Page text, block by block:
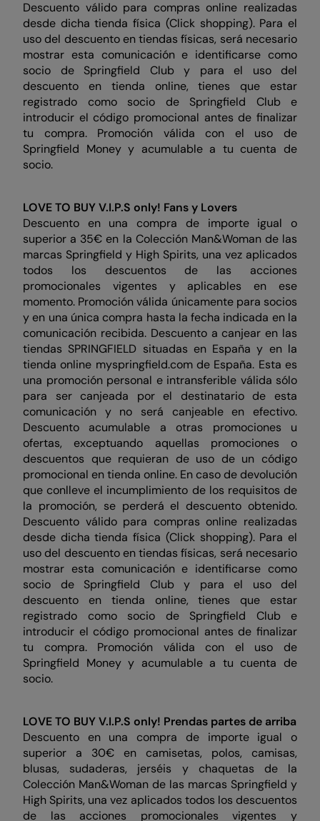
Descuento válido para compras online realizadas
desde dicha tienda física (Click shopping). Para el
uso del descuento en tiendas físicas, será necesario
mostrar esta comunicación e identificarse como
socio de Springfield Club y para el uso del
descuento en tienda online, tienes que estar
registrado como socio de Springfield Club e
introducir el código promocional antes de finalizar
tu compra. Promoción válida con el uso de
Springfield Money y acumulable a tu cuenta de
socio.
LOVE TO BUY V.I.P.S only! Fans y Lovers
Descuento en una compra de importe igual o
superior a 35€ en la Colección Man&Woman de las
marcas Springfield y High Spirits, una vez aplicados
todos los descuentos de las acciones
promocionales vigentes y aplicables en ese
momento. Promoción válida únicamente para socios
y en una única compra hasta la fecha indicada en la
comunicación recibida. Descuento a canjear en las
tiendas SPRINGFIELD situadas en España y en la
tienda online myspringfield.com de España. Esta es
una promoción personal e intransferible válida sólo
para ser canjeada por el destinatario de esta
comunicación y no será canjeable en efectivo.
Descuento acumulable a otras promociones u
ofertas, exceptuando aquellas promociones o
descuentos que requieran de uso de un código
promocional en tienda online. En caso de devolución
que conlleve el incumplimiento de los requisitos de
la promoción, se perderá el descuento obtenido.
Descuento válido para compras online realizadas
desde dicha tienda física (Click shopping). Para el
uso del descuento en tiendas físicas, será necesario
mostrar esta comunicación e identificarse como
socio de Springfield Club y para el uso del
descuento en tienda online, tienes que estar
registrado como socio de Springfield Club e
introducir el código promocional antes de finalizar
tu compra. Promoción válida con el uso de
Springfield Money y acumulable a tu cuenta de
socio.
LOVE TO BUY V.I.P.S only! Prendas partes de arriba
Descuento en una compra de importe igual o
superior a 30€ en camisetas, polos, camisas,
blusas, sudaderas, jerséis y chaquetas de la
Colección Man&Woman de las marcas Springfield y
High Spirits, una vez aplicados todos los descuentos
de las acciones promocionales vigentes y